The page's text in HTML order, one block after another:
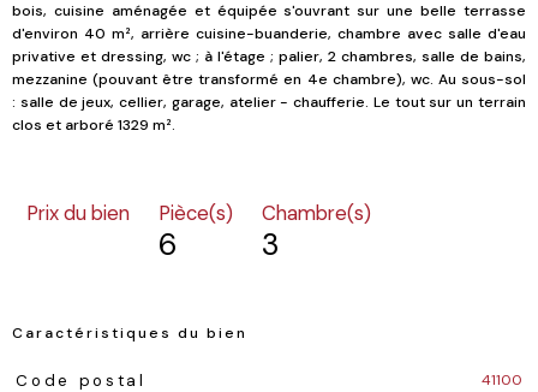
bois, cuisine aménagée et équipée s'ouvrant sur une belle terrasse
d'environ 40 m², arrière cuisine-buanderie, chambre avec salle d'eau
privative et dressing, wc ; à l'étage ; palier, 2 chambres, salle de bains,
mezzanine(pouvant être transformé en 4e chambre), wc. Au sous-sol
: salle de jeux, cellier, garage, atelier - chaufferie. Le tout sur un terrain
clos et arboré 1329 m².
Prix du bien Pièce(s)
6
Chambre(s)
3
Caractéristiques du bien
Caractéristiques
Code postal 41100